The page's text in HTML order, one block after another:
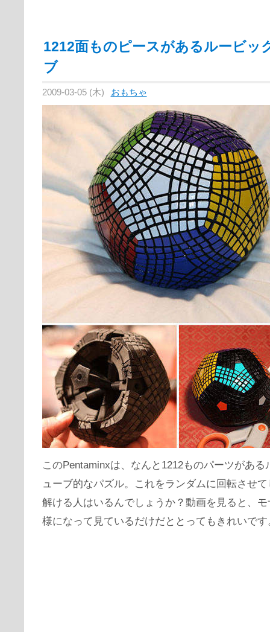
1212面ものピースがあるルービッ
ブ
2009-03-05 (木) おもちゃ
このPentaminxは、なんと1212ものパーツがある
ューブ的なパズル。これをランダムに回転させ
解ける人はいるんでしょうか？動画を見ると、
様になって見ているだけだととってもきれいです